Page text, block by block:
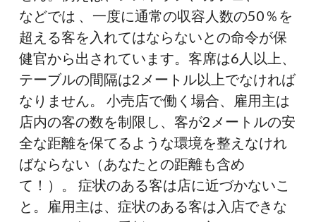
などでは 、一度に通常の収容人数の50％を
超える客を入れてはならないとの命令が保
健官から出されています。客席は6人以上、
テーブルの間隔は2メートル以上でなければ
なりません。 小売店で働く場合、雇用主は
店内の客の数を制限し、客が2メートルの安
全な距離を保てるような環境を整えなけれ
ばならない（あなたとの距離も含め
て！）。 症状のある客は店に近づかないこ
と。雇用主は、症状のある客は入店できな